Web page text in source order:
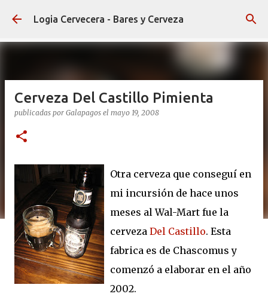
Ir al contenido principal
Logia Cervecera - Bares y Cerveza
Cerveza Del Castillo Pimienta
publicadas por Galapagos el mayo 19, 2008
Otra cerveza que conseguí en
mi incursión de hace unos
meses al Wal-Mart fue la
cerveza Del Castillo. Esta
fabrica es de Chascomus y
comenzó a elaborar en el año
2002.